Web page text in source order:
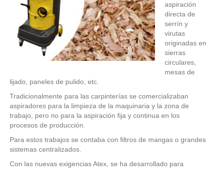
aspiración
directa de
serrín y
virutas
originadas en
sierras
circulares,
mesas de
lijado, paneles de pulido, etc.
Tradicionalmente para las carpinterías se comercializaban
aspiradores para la limpieza de la maquinaria y la zona de
trabajo, pero no para la aspiración fija y continua en los
procesos de producción.
Para estos trabajos se contaba con filtros de mangas o grandes
sistemas centralizados.
Con las nuevas exigencias Atex, se ha desarrollado para